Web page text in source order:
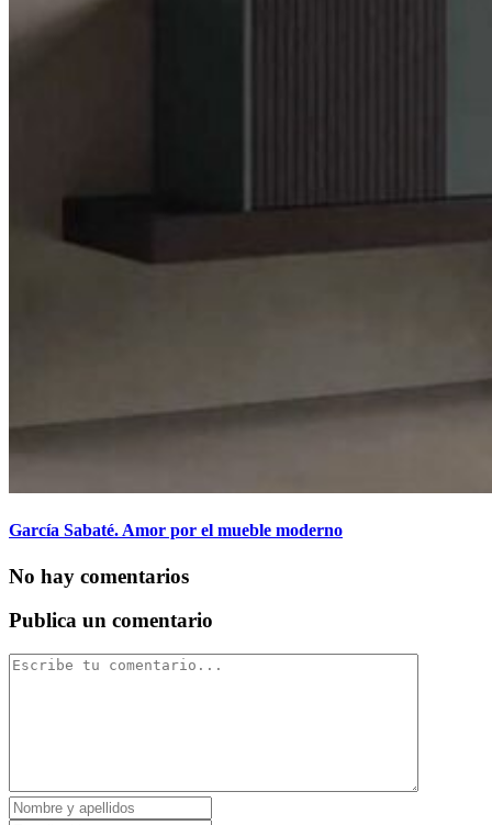
García Sabaté. Amor por el mueble moderno
No hay comentarios
Publica un comentario